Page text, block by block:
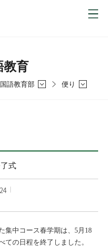
教育
語教育部 便り
式
集中 コース春学期 は、 5月 18
ての 日程を終了 しました 。